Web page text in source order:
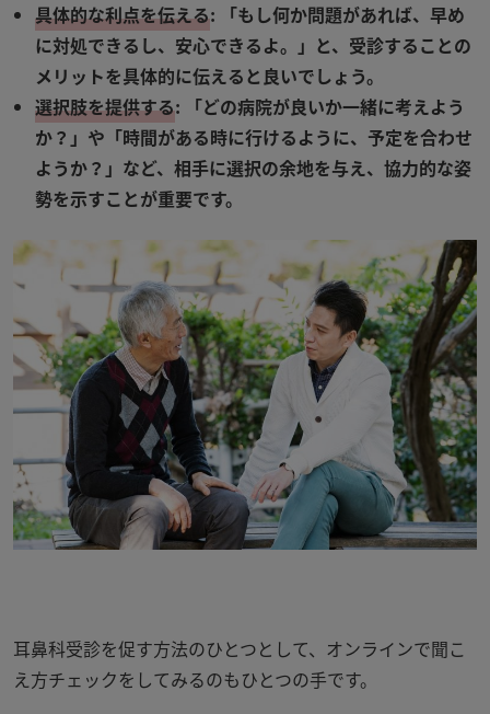
具体的な利点を伝える:
「もし何か問題があれば、早め
に対処できるし、安心できるよ。」と、受診することの
メリットを具体的に伝えると良いでしょう。
選択肢を提供する:
「どの病院が良いか一緒に考えよう
か？」や「時間がある時に行けるように、予定を合わせ
ようか？」など、相手に選択の余地を与え、協力的な姿
勢を示すことが重要です。
耳鼻科受診を促す方法のひとつとして、オンラインで聞こ
え方チェックをしてみるのもひとつの手です。